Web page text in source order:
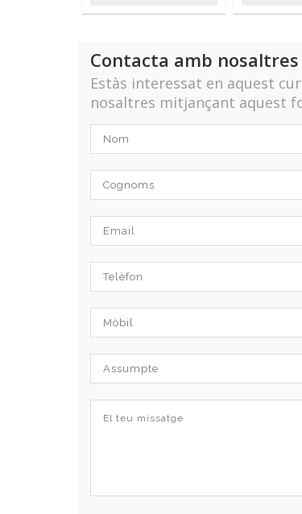
Contacta amb nosaltres
Estàs interessat en aquest
nosaltres mitjançant aquest